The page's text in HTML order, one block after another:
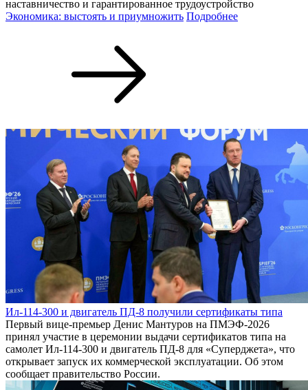
наставничество и гарантированное трудоустройство
Экономика: выстоять и приумножить Подробнее
Ил-114-300 и двигатель ПД-8 получили сертификаты типа
Первый вице-премьер Денис Мантуров на ПМЭФ-2026
принял участие в церемонии выдачи сертификатов типа на
самолет Ил-114-300 и двигатель ПД-8 для «Суперджета», что
открывает запуск их коммерческой эксплуатации. Об этом
сообщает правительство России.